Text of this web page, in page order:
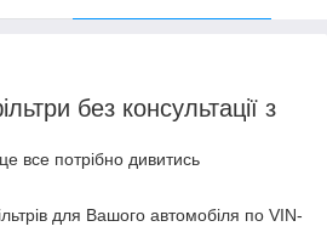
без консультації з
все потрібно дивитись
для Вашого автомобіля по VIN-